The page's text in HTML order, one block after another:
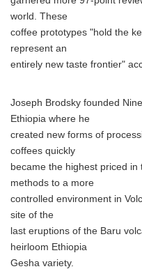
world. These
coffee prototypes "hold the
represent an
entirely new taste frontier"
Joseph Brodsky founded
Ethiopia where he
created new forms of
coffees quickly
became the highest priced
methods to a more
controlled environment in
site of the
last eruptions of the Baru
heirloom Ethiopia
Gesha variety.